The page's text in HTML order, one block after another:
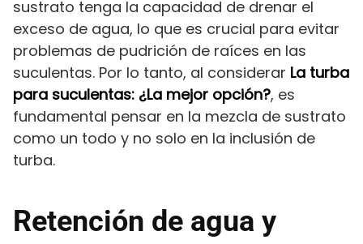
sustrato tenga la capacidad de drenar el
exceso de agua, lo que es crucial para evitar
problemas de pudrición de raíces en las
suculentas. Por lo tanto, al considerar La turba
para suculentas: ¿La mejor opción?, es
fundamental pensar en la mezcla de sustrato
como un todo y no solo en la inclusión de
turba.
Retención de agua y